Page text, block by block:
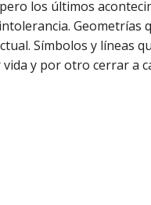
los últimos
Geometrías
Símbolos y líneas
y por otro cerrar a